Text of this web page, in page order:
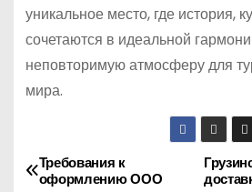
уникальное место, где история,
сочетаются в идеальной
неповторимую атмосферу для
мира.
НТребования к
оформлению ООО